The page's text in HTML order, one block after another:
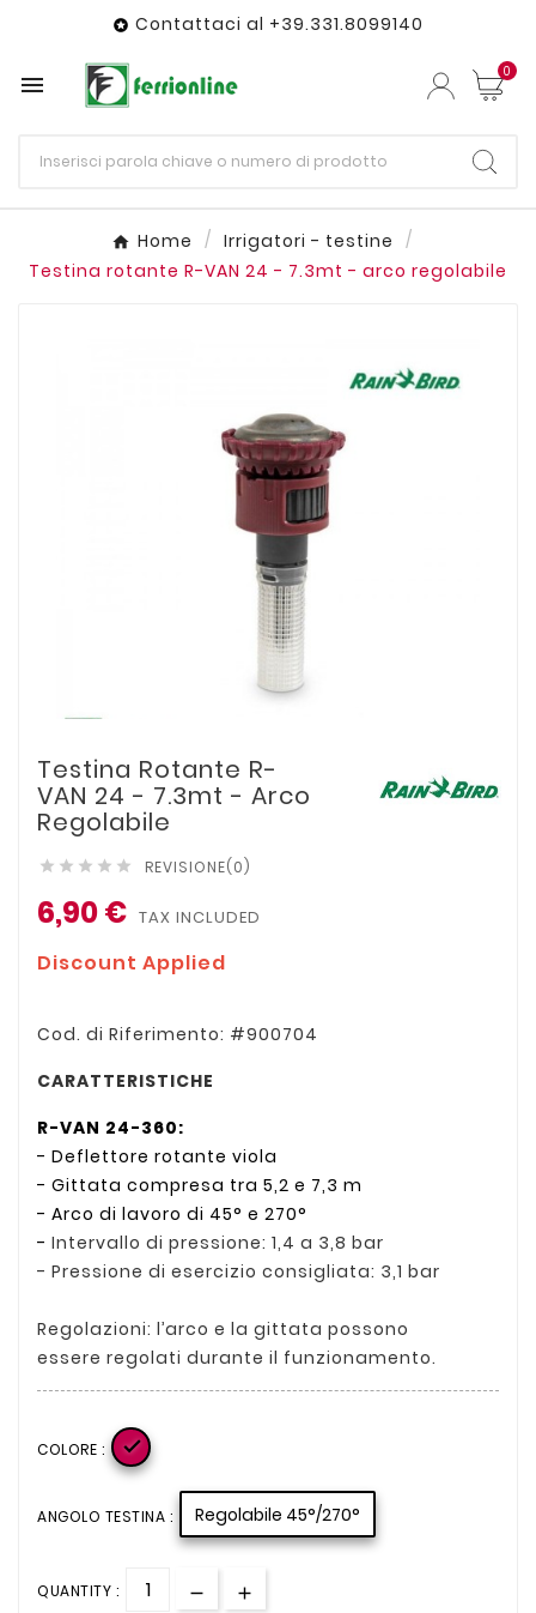
 Contattaci al +39.331.8099140
 0
Home
Irrigatori - testine
Testina rotante R-VAN 24 - 7.3mt - arco regolabile
Testina Rotante R-
VAN 24 - 7.3mt - Arco
Regolabile
     REVISIONE(0)
6,90 € TAX INCLUDED
Discount Applied
Cod. di Riferimento: #900704
CARATTERISTICHE
R-VAN 24-360:
- Deflettore rotante viola
- Gittata compresa tra 5,2 e 7,3 m
- Arco di lavoro di 45° e 270°
- Intervallo di pressione: 1,4 a 3,8 bar
- Pressione di esercizio consigliata: 3,1 bar
Regolazioni: l’arco e la gittata possono
essere regolati durante il funzionamento.
COLORE : 
ANGOLO TESTINA : Regolabile 45°/270°
QUANTITY :